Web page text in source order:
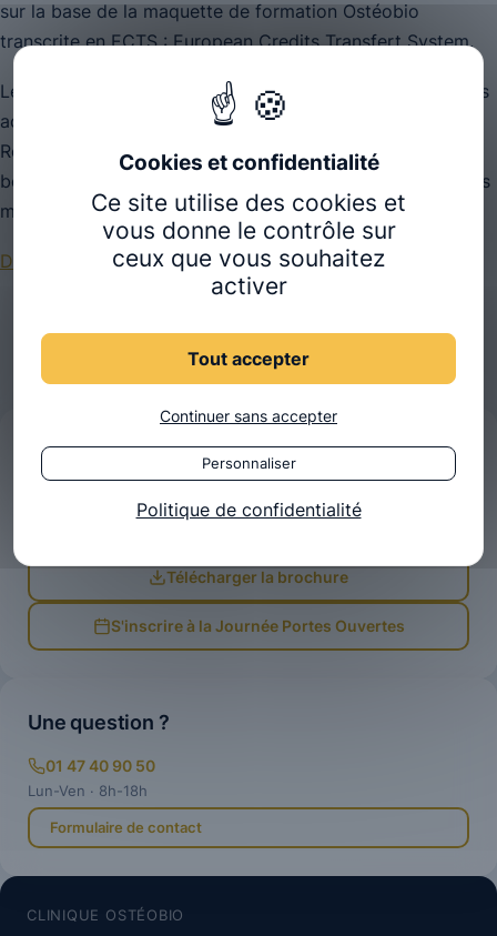
sur la base de la maquette de formation Ostéobio
transcrite en ECTS :European Credits Transfert System.
Les étudiants d’Ostéobio peuvent valider certains de leurs
acquis ou matières lors de leurs études hors de France.
Réciproquement, les étudiants étrangers peuvent
bénéficier dans Ostéobio de ce dispositif selon les mêmes
modalités.
Découvrir le référentiel de formation détaillé.
Rejoindre Ostéobio
Préparez votre avenir d'ostéopathe avec notre école.
Télécharger la brochure
S'inscrire à la Journée Portes Ouvertes
Une question ?
01 47 40 90 50
Lun-Ven · 8h-18h
Formulaire de contact
CLINIQUE OSTÉOBIO
Ce site utilise des cookies et
vous donne le contrôle sur
ceux que vous souhaitez
activer
Tout accepter
Continuer sans accepter
Personnaliser
Politique de confidentialité